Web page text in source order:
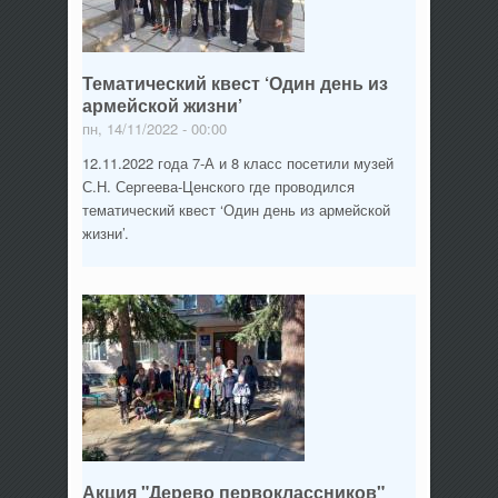
Тематический квест ‘Один день из
армейской жизни’
пн, 14/11/2022 - 00:00
12.11.2022 года 7-А и 8 класс посетили музей
С.Н. Сергеева-Ценского где проводился
тематический квест ‘Один день из армейской
жизни’.
Акция "Дерево первоклассников"